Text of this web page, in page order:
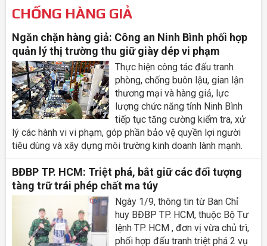
CHỐNG HÀNG GIẢ
Ngăn chặn hàng giả: Công an Ninh Bình phối hợp
quản lý thị trường thu giữ giày dép vi phạm
Thực hiện công tác đấu tranh
phòng, chống buôn lậu, gian lận
thương mại và hàng giả, lực
lượng chức năng tỉnh Ninh Bình
tiếp tục tăng cường kiểm tra, xử
lý các hành vi vi phạm, góp phần bảo vệ quyền lợi người
tiêu dùng và xây dựng môi trường kinh doanh lành mạnh.
BĐBP TP. HCM: Triệt phá, bắt giữ các đối tượng
tàng trữ trái phép chất ma túy
Ngày 1/9, thông tin từ Ban Chỉ
huy BĐBP TP. HCM, thuộc Bộ Tư
lệnh TP. HCM , đơn vị vừa chủ trì,
phối hợp đấu tranh triệt phá 2 vụ